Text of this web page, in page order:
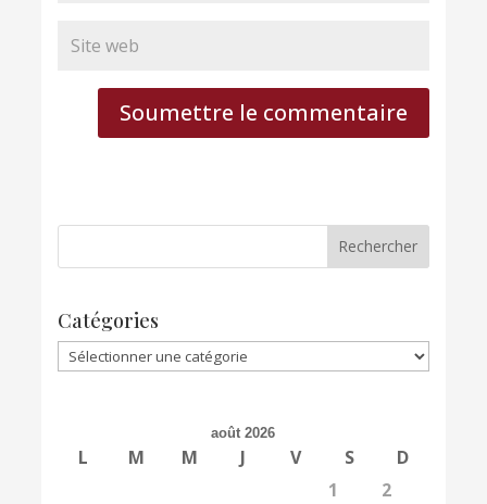
Soumettre le commentaire
Catégories
Catégories
août 2026
L M M J V S
D
1
2